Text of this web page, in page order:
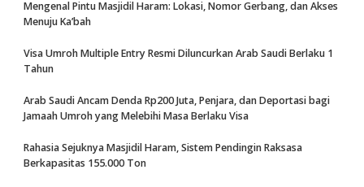
Mengenal Pintu Masjidil Haram: Lokasi, Nomor Gerbang, dan Akses
Menuju Ka’bah
Visa Umroh Multiple Entry Resmi Diluncurkan Arab Saudi Berlaku 1
Tahun
Arab Saudi Ancam Denda Rp200 Juta, Penjara, dan Deportasi bagi
Jamaah Umroh yang Melebihi Masa Berlaku Visa
Rahasia Sejuknya Masjidil Haram, Sistem Pendingin Raksasa
Berkapasitas 155.000 Ton